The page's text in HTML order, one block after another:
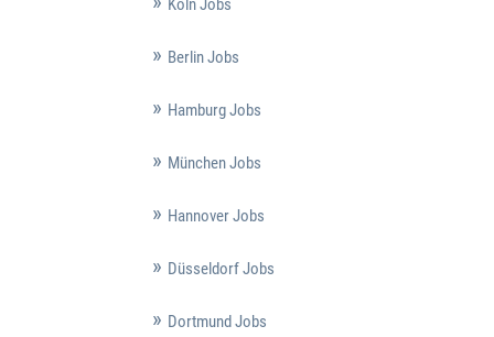
Köln Jobs
Berlin Jobs
Hamburg Jobs
München Jobs
Hannover Jobs
Düsseldorf Jobs
Dortmund Jobs